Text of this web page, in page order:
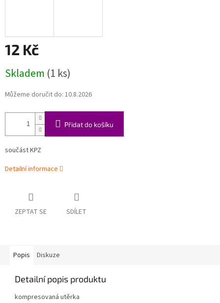
12 Kč
cena:
Skladem (1 ks)
Můžeme doručit do: 10.8.2026
Přidat do košíku
součást KPZ
Detailní informace
ZEPTAT SE SDÍLET
Popis Diskuze
Detailní popis produktu
kompresovaná utěrka